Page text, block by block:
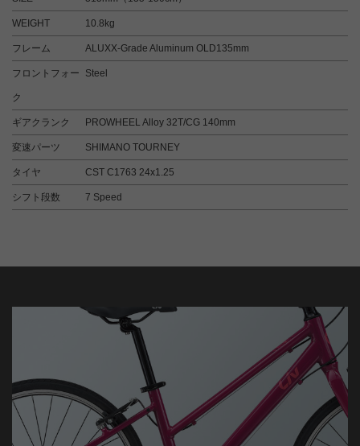
WEIGHT 10.8kg
フレーム ALUXX-Grade Aluminum OLD135mm
フロントフォー
ク
Steel
ギアクランク PROWHEEL Alloy 32T/CG 140mm
変速パーツ SHIMANO TOURNEY
タイヤ CST C1763 24x1.25
シフト段数 7 Speed